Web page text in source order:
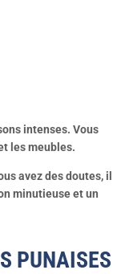
intenses. Vous
les meubles.
avez des doutes, il
minutieuse et un
PUNAISES